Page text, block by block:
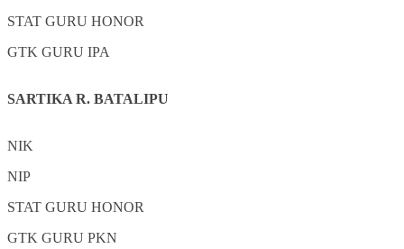
STAT GURU HONOR
GTK GURU IPA
SARTIKA R. BATALIPU
NIK
NIP
STAT GURU HONOR
GTK GURU PKN